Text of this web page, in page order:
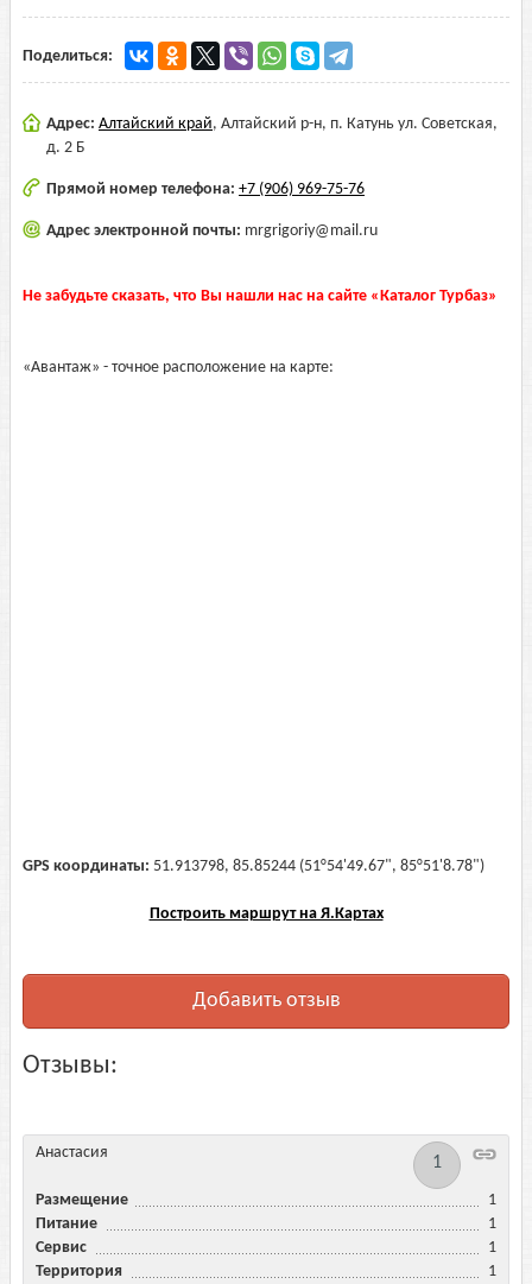
Поделиться:
Адрес: Алтайский край, Алтайский р-н, п. Катунь ул. Советская,
д. 2 Б
Прямой номер телефона: +7 (906) 969-75-76
Адрес электронной почты: mrgrigoriy@mail.ru
Не забудьте сказать, что Вы нашли нас на сайте «Каталог Турбаз»
«Авантаж» - точное расположение на карте:
GPS координаты: 51.913798, 85.85244 (51°54'49.67", 85°51'8.78")
Построить маршрут на Я.Картах
Добавить отзыв
Отзывы:
Анастасия
1
Размещение
1
Питание
1
Сервис
1
Территория
1